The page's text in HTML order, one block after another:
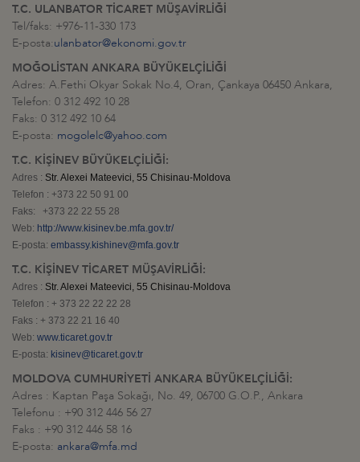
T.C. ULANBATOR TİCARET MÜŞAVİRLİĞİ
Tel/faks: +976-11-330 173
E-posta:ulanbator@ekonomi.gov.tr
MOĞOLİSTAN ANKARA BÜYÜKELÇİLİĞİ
Adres: A.Fethi Okyar Sokak No.4, Oran, Çankaya 06450 Ankara,
Telefon: 0 312 492 10 28
Faks: 0 312 492 10 64
E-posta: mogolelc@yahoo.com
T.C. KİŞİNEV BÜYÜKELÇİLİĞİ:
Adres : Str. Alexei Mateevici, 55 Chisinau-Moldova
Telefon : +373 22 50 91 00
Faks: +373 22 22 55 28
Web: http://www.kisinev.be.mfa.gov.tr/
E-posta: embassy.kishinev@mfa.gov.tr
T.C. KİŞİNEV TİCARET MÜŞAVİRLİĞİ:
Adres : Str. Alexei Mateevici, 55 Chisinau-Moldova
Telefon : + 373 22 22 22 28
Faks : + 373 22 21 16 40
Web: www.ticaret.gov.tr
E-posta: kisinev@ticaret.gov.tr
MOLDOVA CUMHURİYETİ ANKARA BÜYÜKELÇİLİĞİ:
Adres : Kaptan Paşa Sokağı, No. 49, 06700 G.O.P., Ankara
Telefonu : +90 312 446 56 27
Faks : +90 312 446 58 16
E-posta: ankara@mfa.md